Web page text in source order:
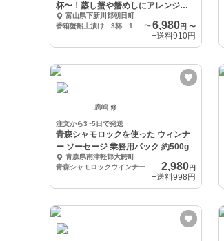
杯〜！蒸し蟹や蟹めしにアレンジも
おすすめ！
富山県下新川郡朝日町
〜 6,980円 〜
+送料910円
廣嶋 修
注文から3~5日で発送
青森シャモロックを使った ウィンナ
ー ソーセージ 業務用パック 約500g
青森県南津軽郡大鰐町
2,980円
+送料998円